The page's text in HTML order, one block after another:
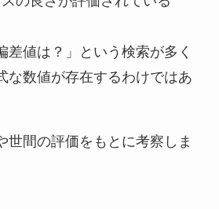
差値は？」という検索が多く
な数値が存在するわけではあ
世間の評価をもとに考察しま